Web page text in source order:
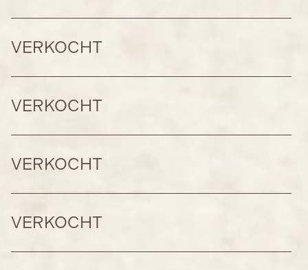
VERKOCHT
VERKOCHT
VERKOCHT
VERKOCHT